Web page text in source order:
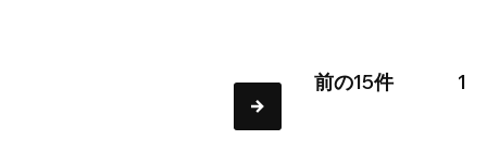
前の15件 1